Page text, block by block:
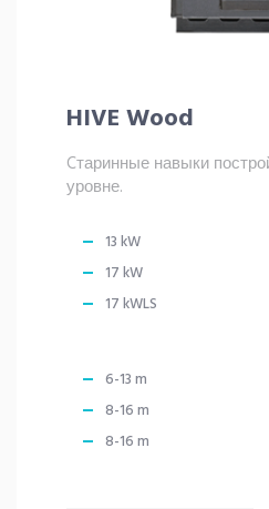
HIVE Wood
Cтаринные навыки
уровне.
13 kW
17 kW
17 kWLS
6-13 m
8-16 m
8-16 m